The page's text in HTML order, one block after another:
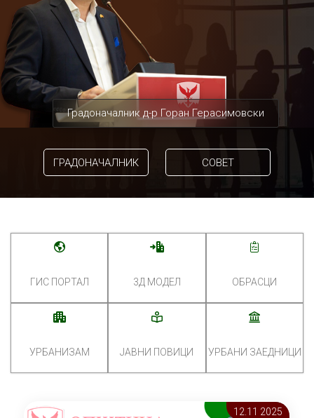
Градоначалник д-р Горан Герасимовски
ГРАДОНАЧАЛНИК СОВЕТ
ГИС ПОРТАЛ 3Д МОДЕЛ ОБРАСЦИ
УРБАНИЗАМ ЈАВНИ ПОВИЦИ УРБАНИ ЗАЕДНИЦИ
12.11 2025